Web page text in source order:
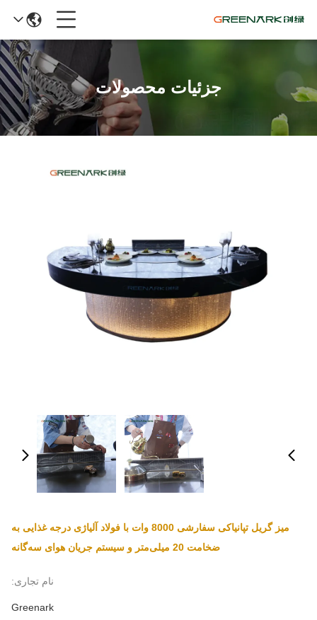
جزئیات محصولات
میز گریل تپانیاکی سفارشی 8000 وات با فولاد آلیاژی درجه غذایی به
ضخامت 20 میلی‌متر و سیستم جریان هوای سه‌گانه
نام تجاری:
Greenark